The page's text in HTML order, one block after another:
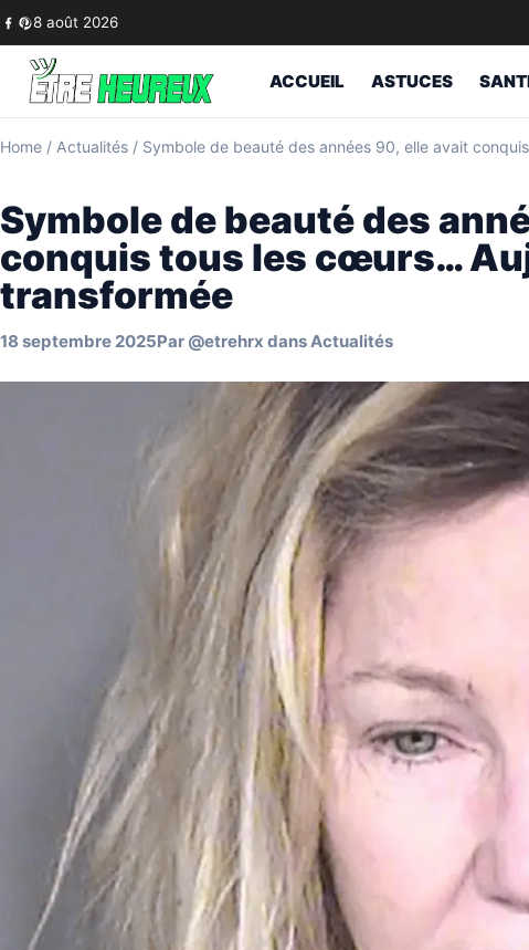
Skip to content
8 août 2026
ACCUEIL ASTUCES
Home / Actualités / Symbole de beauté des années 90, elle avait
Symbole de beauté des
conquis tous les cœurs…
transformée
18 septembre 2025Par @etrehrx dansActualités